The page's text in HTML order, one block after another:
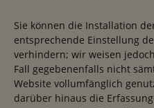
Sie können die Installation
entsprechende Einstellung
verhindern; wir weisen
Fall gegebenenfalls nicht
Website vollumfänglich
darüber hinaus die